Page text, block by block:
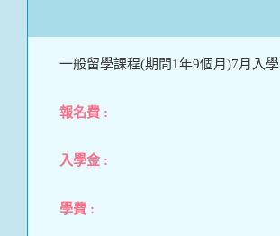
一般留學課程(期間1年9個月)7月入學